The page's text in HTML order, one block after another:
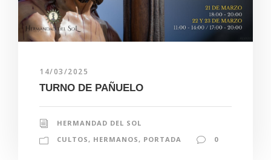
14/03/2025
TURNO DE PAÑUELO
HERMANDAD DEL SOL
CULTOS , HERMANOS , PORTADA 0